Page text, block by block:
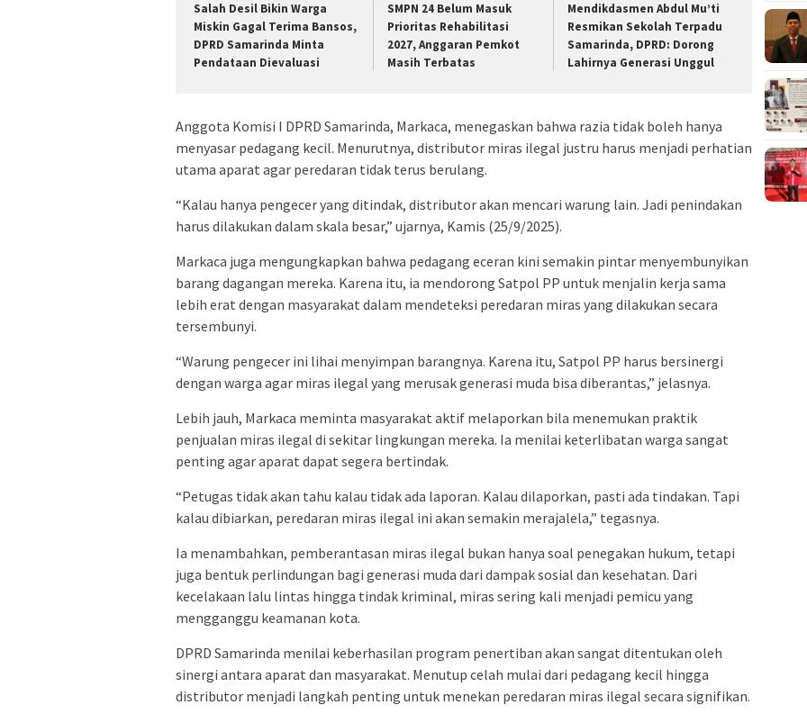
Salah Desil Bikin Warga
Miskin Gagal Terima Bansos,
DPRD Samarinda Minta
Pendataan Dievaluasi
SMPN 24 Belum Masuk
Prioritas Rehabilitasi
2027, Anggaran Pemkot
Masih Terbatas
Mendikdasmen Abdul Mu’ti
Resmikan Sekolah Terpadu
Samarinda, DPRD: Dorong
Lahirnya Generasi Unggul
Anggota Komisi I DPRD Samarinda, Markaca, menegaskan bahwa razia tidak boleh hanya
menyasar pedagang kecil. Menurutnya, distributor miras ilegal justru harus menjadi perhatian
utama aparat agar peredaran tidak terus berulang.
“Kalau hanya pengecer yang ditindak, distributor akan mencari warung lain. Jadi penindakan
harus dilakukan dalam skala besar,” ujarnya, Kamis (25/9/2025).
Markaca juga mengungkapkan bahwa pedagang eceran kini semakin pintar menyembunyikan
barang dagangan mereka. Karena itu, ia mendorong Satpol PP untuk menjalin kerja sama
lebih erat dengan masyarakat dalam mendeteksi peredaran miras yang dilakukan secara
tersembunyi.
“Warung pengecer ini lihai menyimpan barangnya. Karena itu, Satpol PP harus bersinergi
dengan warga agar miras ilegal yang merusak generasi muda bisa diberantas,” jelasnya.
Lebih jauh, Markaca meminta masyarakat aktif melaporkan bila menemukan praktik
penjualan miras ilegal di sekitar lingkungan mereka. Ia menilai keterlibatan warga sangat
penting agar aparat dapat segera bertindak.
“Petugas tidak akan tahu kalau tidak ada laporan. Kalau dilaporkan, pasti ada tindakan. Tapi
kalau dibiarkan, peredaran miras ilegal ini akan semakin merajalela,” tegasnya.
Ia menambahkan, pemberantasan miras ilegal bukan hanya soal penegakan hukum, tetapi
juga bentuk perlindungan bagi generasi muda dari dampak sosial dan kesehatan. Dari
kecelakaan lalu lintas hingga tindak kriminal, miras sering kali menjadi pemicu yang
mengganggu keamanan kota.
DPRD Samarinda menilai keberhasilan program penertiban akan sangat ditentukan oleh
sinergi antara aparat dan masyarakat. Menutup celah mulai dari pedagang kecil hingga
distributor menjadi langkah penting untuk menekan peredaran miras ilegal secara signifikan.